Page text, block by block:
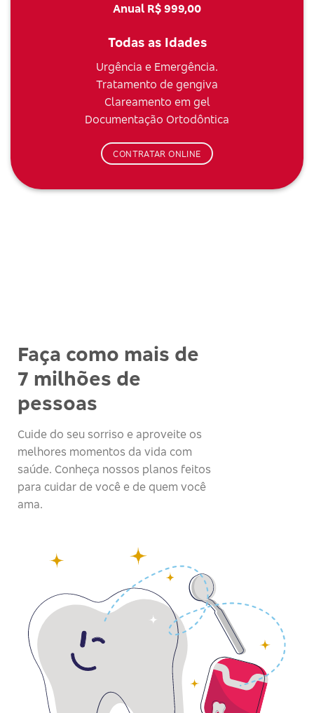
Anual R$ 999,00
Todas as Idades
Urgência e Emergência.
Tratamento de gengiva
Clareamento em gel
Documentação Ortodôntica
CONTRATAR ONLINE
Faça como mais de
7 milhões de
pessoas
Cuide do seu sorriso e aproveite os
melhores momentos da vida com
saúde. Conheça nossos planos feitos
para cuidar de você e de quem você
ama.